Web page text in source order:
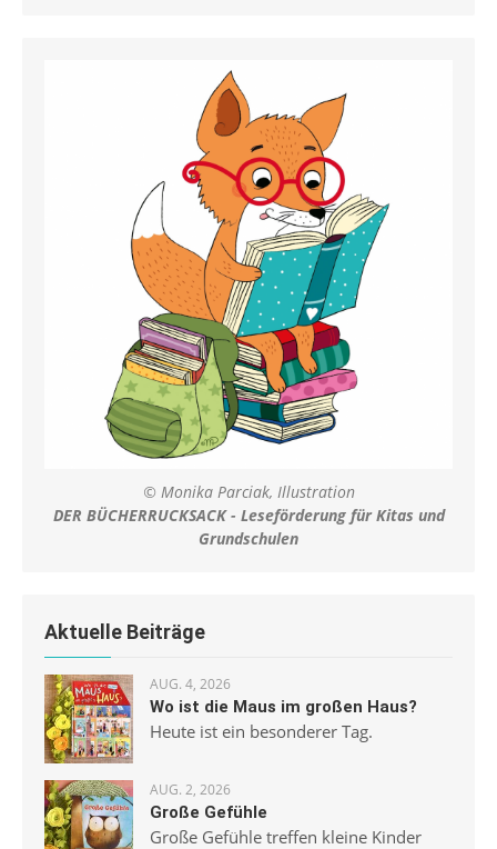
© Monika Parciak, Illustration
DER BÜCHERRUCKSACK - Leseförderung für Kitas und
Grundschulen
Aktuelle Beiträge
AUG. 4, 2026
Wo ist die Maus im großen Haus?
Heute ist ein besonderer Tag.
AUG. 2, 2026
Große Gefühle
Große Gefühle treffen kleine Kinder